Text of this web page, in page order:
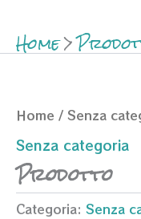
Home
Home / Senza
Senza categoria
Prodotto
Categoria: Senza